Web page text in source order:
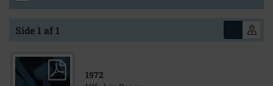
Side 1 af 1
1972